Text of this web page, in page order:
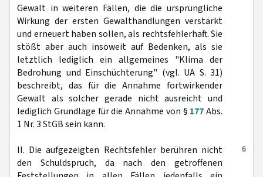
Gewalt in weiteren Fällen, die die ursprüngliche
Wirkung der ersten Gewalthandlungen verstärkt
und erneuert haben sollen, als rechtsfehlerhaft. Sie
stößt aber auch insoweit auf Bedenken, als sie
letztlich lediglich ein allgemeines "Klima der
Bedrohung und Einschüchterung" (vgl. UA S. 31)
beschreibt, das für die Annahme fortwirkender
Gewalt als solcher gerade nicht ausreicht und
lediglich Grundlage für die Annahme von § 177Abs.
1 Nr. 3 StGB sein kann.
6
II. Die aufgezeigten Rechtsfehler berühren nicht
den Schuldspruch, da nach den getroffenen